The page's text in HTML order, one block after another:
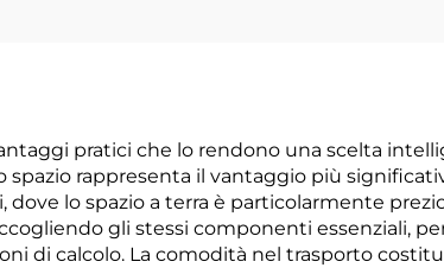
pratici che lo rendono una scelta
spazio rappresenta il vantaggio più
lo spazio a terra è particolarmente
gli stessi componenti essenziali,
di calcolo. La comodità nel trasporto